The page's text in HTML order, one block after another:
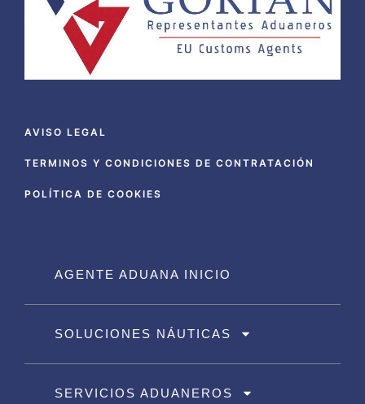
AVISO LEGAL
TERMINOS Y CONDICIONES DE CONTRATACIÓN
POLÍTICA DE COOKIES
AGENTE ADUANA INICIO
SOLUCIONES NÁUTICAS
SERVICIOS ADUANEROS